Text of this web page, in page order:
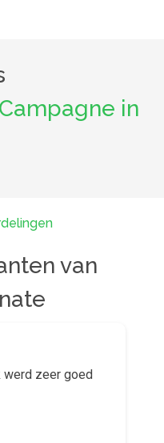
in
van
werd zeer goed
er veel gebruik
particuliere